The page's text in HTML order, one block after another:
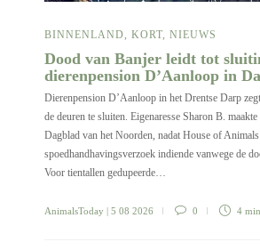
BINNENLAND, KORT, NIEUWS
Dood van Banjer leidt tot
dierenpension D’Aanloop in
Dierenpension D’Aanloop in het Drentse Darp
de deuren te sluiten. Eigenaresse Sharon B.
Dagblad van het Noorden, nadat House of
spoedhandhavingsverzoek indiende vanwege de
Voor tientallen gedupeerde…
AnimalsToday | 5 08 2026 0 4 min